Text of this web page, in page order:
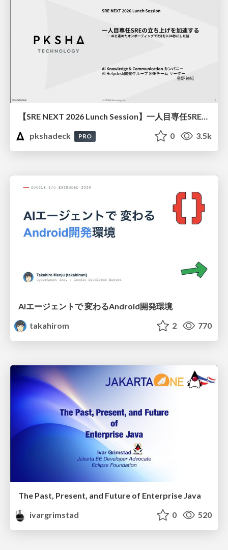
【SRE NEXT 2026 Lunch Session】一人目専任SREの立ち上げを加速する ― AIと進めたオンボーディングで2分を0.04秒にした話
pkshadeck
PRO 0 3.5k
AIエージェントで 変わるAndroid開発環境
takahirom
2 770
The Past, Present, and Future of Enterprise Java
ivargrimstad
0 520